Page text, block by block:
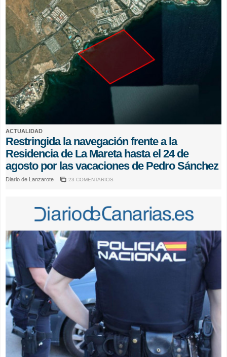
ACTUALIDAD
Restringida la navegación frente a la
Residencia de La Mareta hasta el 24 de
agosto por las vacaciones de Pedro Sánchez
Diario de Lanzarote 23 COMENTARIOS